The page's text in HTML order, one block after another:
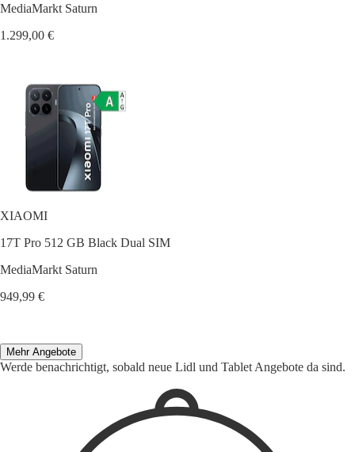
MediaMarkt Saturn
1.299,00 €
XIAOMI
17T Pro 512 GB Black Dual SIM
MediaMarkt Saturn
949,99 €
Mehr Angebote
Werde benachrichtigt, sobald neue Lidl und Tablet Angebote da sind.